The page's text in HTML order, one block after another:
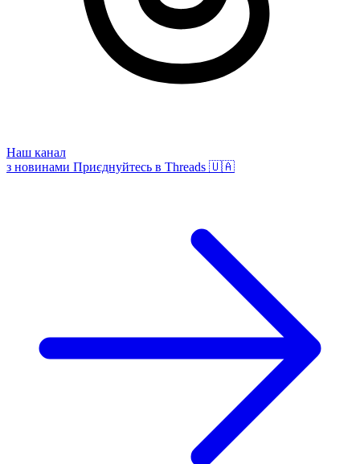
Наш канал
з новинами Приєднуйтесь в Threads 🇺🇦